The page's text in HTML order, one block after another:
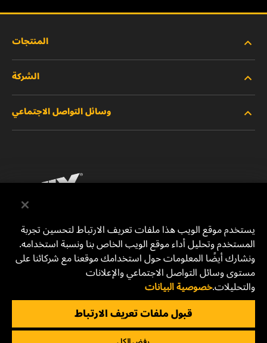
المنتجات
المنتجات الجديدة
المنتجات المتوقفة/المستبدلة
الشركة
الوظائف
إشعار قانوني
الطباعة
للتواصل معنا
وسائل التواصل الاجتماعي
يوتيوب
MANN+HUMMEL Middle East FZE
DAFZA (Dubai Airport Free Zone)
P.O.Box. 293882 - Dubai, U.A.E
mhae.pmservices@mann-hummel.com
يستخدم موقع الويب هذا ملفات تعريف الارتباط لتحسين تجربة
المستخدم وتحليل أداء موقع الويب الخاص بنا ونسبة استخدامه.
ونشارك أيضًا المعلومات حول استخدامك موقعنا مع شركائنا على
مستوى وسائل التواصل الاجتماعي والإعلانات
والتحليلات.خصوصية البيانات
قبول ملفات تعريف الارتباط